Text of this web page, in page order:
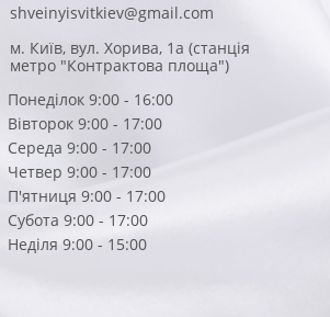
shveinyisvitkiev@gmail.com
м. Київ, вул. Хорива, 1а (станція
метро "Контрактова площа")
Понеділок 9:00 - 16:00
Вівторок 9:00 - 17:00
Середа 9:00 - 17:00
Четвер 9:00 - 17:00
П'ятниця 9:00 - 17:00
Субота 9:00 - 17:00
Неділя 9:00 - 15:00